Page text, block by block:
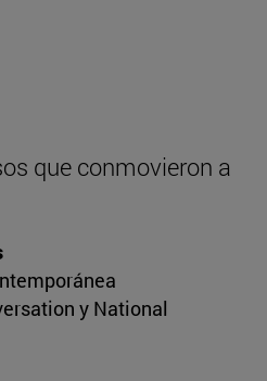
que conmovieron a
y National